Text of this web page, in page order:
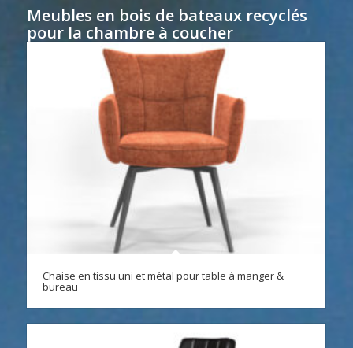
Meubles en bois de bateaux recyclés
pour la chambre à coucher
Chaise en tissu uni et métal pour table à manger &
bureau